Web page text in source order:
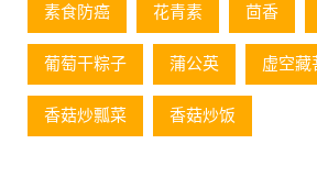
素食防癌 花青素 茴香
葡萄⼲粽⼦ 蒲公英 虚空藏
香菇炒瓢菜 香菇炒饭